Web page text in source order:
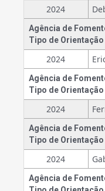
2024
Agência de
Tipo de Orientação
2024
Agência de
Tipo de Orientação
2024
Agência de
Tipo de Orientação
2024
Agência de